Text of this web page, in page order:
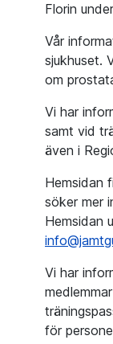
Florin
Vår
sjukhuset.
om
Vi har
samt vid
även i
Hemsidan
söker mer
Hemsidan
Vi har
för